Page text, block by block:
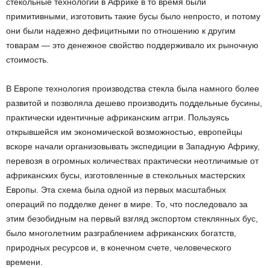
примитивными, изготовить такие бусы было непросто, и потому
они были надежно дефицитными по отношению к другим
товарам — это денежное свойство поддерживало их рыночную
стоимость.
В Европе технология производства стекла была намного более
развитой и позволяла дешево производить поддельные бусины,
практически идентичные африканским аггри. Пользуясь
открывшейся им экономической возможностью, европейцы
вскоре начали организовывать экспедиции в Западную Африку,
перевозя в огромных количествах практически неотличимые от
африканских бусы, изготовленные в стекольных мастерских
Европы. Эта схема была одной из первых масштабных
операций по подделке денег в мире. То, что последовало за
этим безобидным на первый взгляд экспортом стеклянных бус,
было многолетним разграблением африканских богатств,
природных ресурсов и, в конечном счете, человеческого
времени.